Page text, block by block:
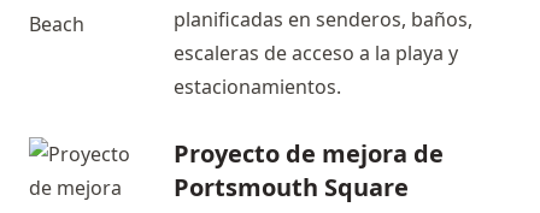
planificadas en senderos, baños,
escaleras de acceso a la playa y
estacionamientos.
Proyecto de mejora de
Portsmouth Square